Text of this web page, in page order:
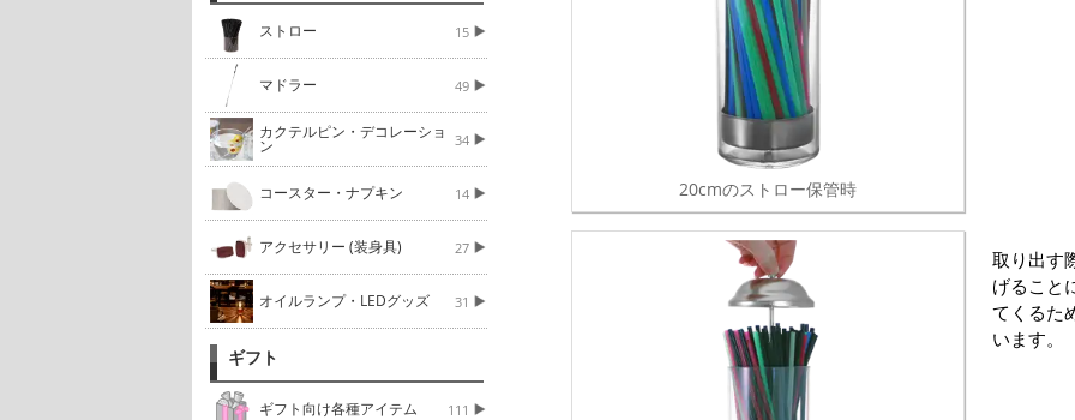
ストロー 15
マドラー 49
カクテルピン・デコレーショ
ン 34
コースター・ナプキン 14
アクセサリー (装身具) 27
オイルランプ・LEDグッズ 31
ギフト
ギフト向け各種アイテム 111
20cmのストロー保管時
取り出す
げること
てくるた
います。